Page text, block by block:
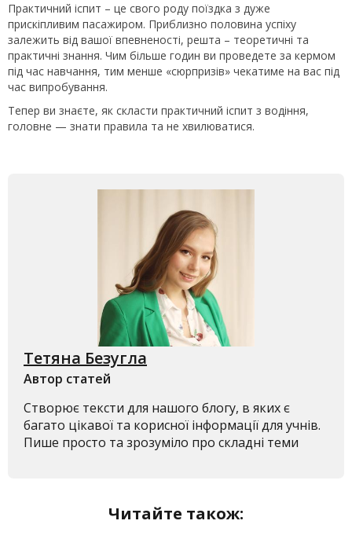
Практичний іспит – це свого роду поїздка з дуже
прискіпливим пасажиром. Приблизно половина успіху
залежить від вашої впевненості, решта – теоретичні та
практичні знання. Чим більше годин ви проведете за кермом
під час навчання, тим менше «сюрпризів» чекатиме на вас під
час випробування.
Тепер ви знаєте, як скласти практичний іспит з водіння,
головне — знати правила та не хвилюватися.
Тетяна Безугла
Автор статей
Створює тексти для нашого блогу, в яких є
багато цікавої та корисної інформації для учнів.
Пише просто та зрозуміло про складні теми
Читайте також: